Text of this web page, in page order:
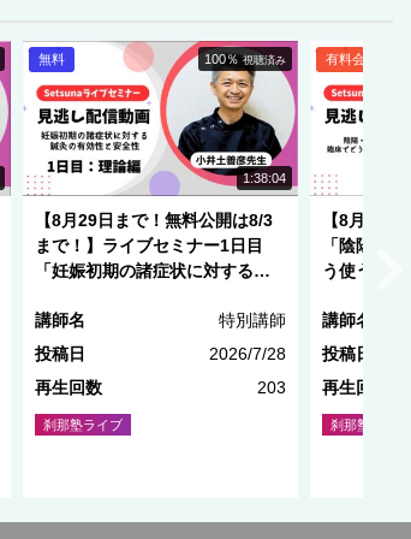
1:38:04
100％視聴済み
無料
NEW
【8月29日まで！無料公開は8/3
まで！】ライブセミナー1日目
「妊娠初期の諸症状に対する鍼
講師名
特別講師
投稿日
2026/7/28
再生回数
203
刹那塾ライブ
有料会員限定
【8月20日
「陰陽・
う使うのか
講師名
投稿日
再生回数
刹那塾ライブ